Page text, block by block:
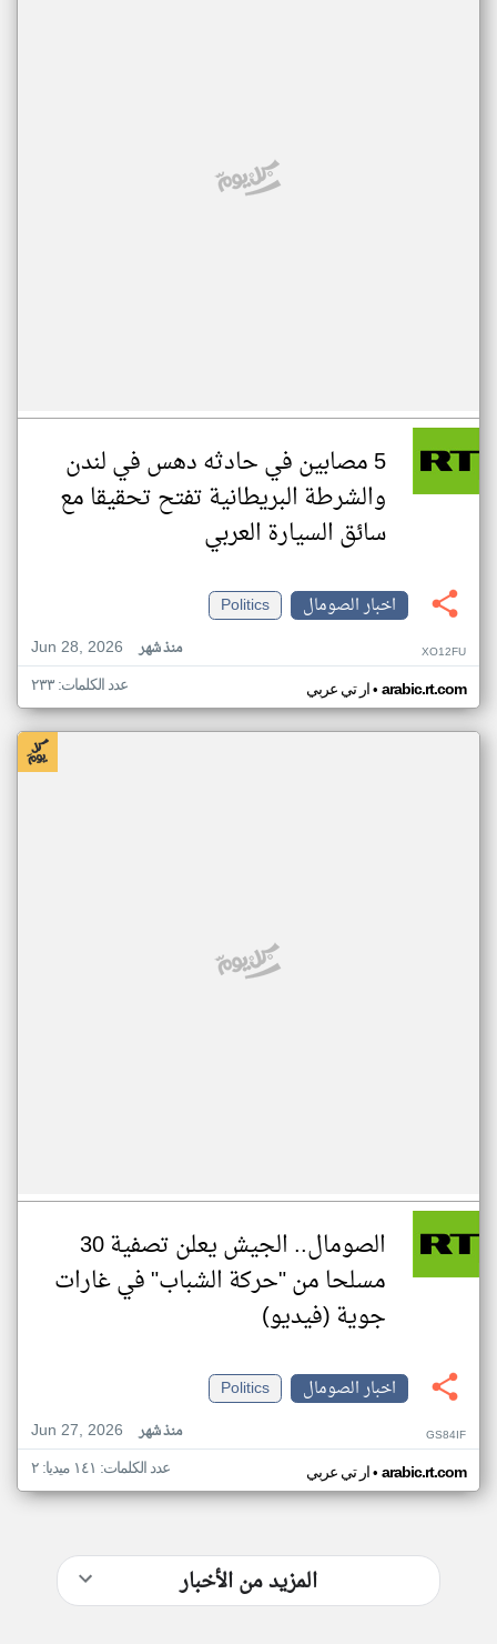
5 مصابين في حادثه دهس في لندن
والشرطة البريطانية تفتح تحقيقا مع
سائق السيارة العربي
اخبار الصومال
Politics
Jun 28, 2026
منذ شهر XO12FU
ار تي عربي• arabic.rt.com عدد الكلمات: ٢٣٣
الصومال.. الجيش يعلن تصفية 30
مسلحا من "حركة الشباب" في غارات
جوية (فيديو)
اخبار الصومال
Politics
Jun 27, 2026
منذ شهر GS84IF
ار تي عربي• arabic.rt.com عدد الكلمات: ١٤١ ميديا: ٢
المزيد من الأخبار